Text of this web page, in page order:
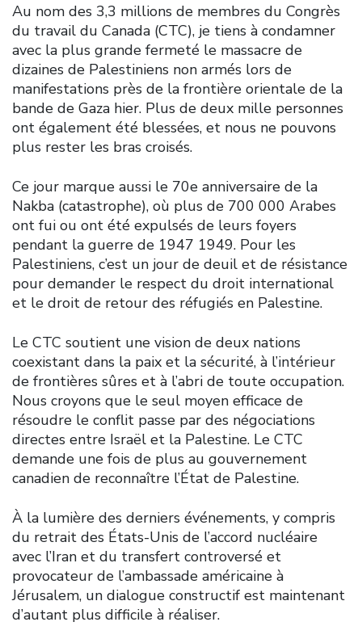
Au nom des 3,3 millions de membres du Congrès
du travail du Canada (CTC), je tiens à condamner
avec la plus grande fermeté le massacre de
dizaines de Palestiniens non armés lors de
manifestations près de la frontière orientale de la
bande de Gaza hier. Plus de deux mille personnes
ont également été blessées, et nous ne pouvons
plus rester les bras croisés.
Ce jour marque aussi le 70e anniversaire de la
Nakba (catastrophe), où plus de 700 000 Arabes
ont fui ou ont été expulsés de leurs foyers
pendant la guerre de 1947 1949. Pour les
Palestiniens, c’est un jour de deuil et de résistance
pour demander le respect du droit international
et le droit de retour des réfugiés en Palestine.
Le CTC soutient une vision de deux nations
coexistant dans la paix et la sécurité, à l’intérieur
de frontières sûres et à l’abri de toute occupation.
Nous croyons que le seul moyen efficace de
résoudre le conflit passe par des négociations
directes entre Israël et la Palestine. Le CTC
demande une fois de plus au gouvernement
canadien de reconnaître l’État de Palestine.
À la lumière des derniers événements, y compris
du retrait des États-Unis de l’accord nucléaire
avec l’Iran et du transfert controversé et
provocateur de l’ambassade américaine à
Jérusalem, un dialogue constructif est maintenant
d’autant plus difficile à réaliser.